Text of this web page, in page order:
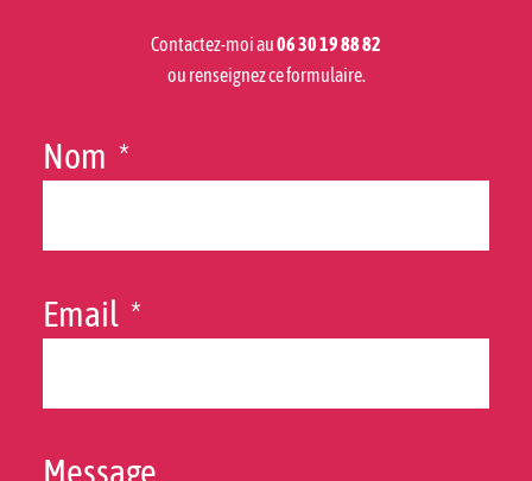
Contactez-moi au06 30 19 88 82
ou renseignez ce formulaire.
Nom
Email
Message